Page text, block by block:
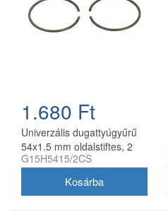
1.680 Ft
Univerzális dugattyúgyűrű
54x1.5 mm oldalstiftes, 2
db/csomag, utángyártott
G15H5415/2CS